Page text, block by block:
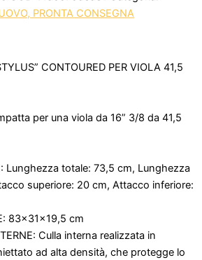
PRONTA CONSEGNA
CONTOURED PER VIOLA 41,5
per una viola da 16” 3/8 da 41,5
Lunghezza totale: 73,5 cm, Lunghezza
superiore: 20 cm, Attacco inferiore:
83x31x19,5 cm
Culla interna realizzata in
ad alta densità, che protegge lo